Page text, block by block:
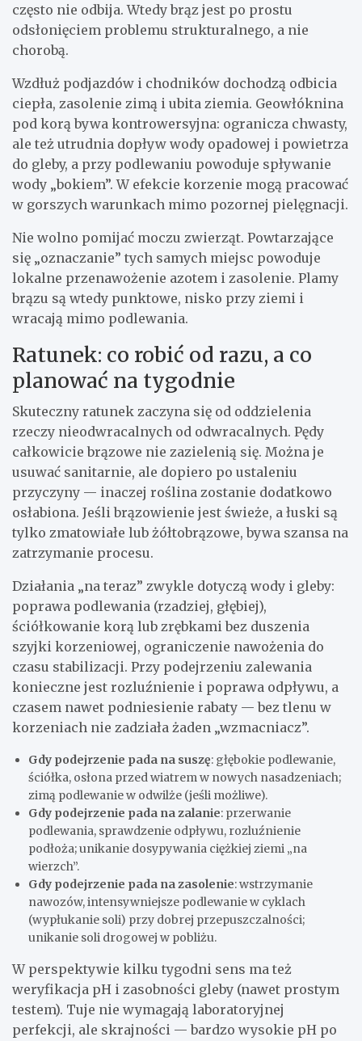
często nie odbija. Wtedy brąz jest po prostu
odsłonięciem problemu strukturalnego, a nie
chorobą.
Wzdłuż podjazdów i chodników dochodzą odbicia
ciepła, zasolenie zimą i ubita ziemia. Geowłóknina
pod korą bywa kontrowersyjna: ogranicza chwasty,
ale też utrudnia dopływ wody opadowej i powietrza
do gleby, a przy podlewaniu powoduje spływanie
wody „bokiem”. W efekcie korzenie mogą pracować
w gorszych warunkach mimo pozornej pielęgnacji.
Nie wolno pomijać moczu zwierząt. Powtarzające
się „oznaczanie” tych samych miejsc powoduje
lokalne przenawożenie azotem i zasolenie. Plamy
brązu są wtedy punktowe, nisko przy ziemi i
wracają mimo podlewania.
Ratunek: co robić od razu, a co
planować na tygodnie
Skuteczny ratunek zaczyna się od oddzielenia
rzeczy nieodwracalnych od odwracalnych. Pędy
całkowicie brązowe nie zazielenią się. Można je
usuwać sanitarnie, ale dopiero po ustaleniu
przyczyny — inaczej roślina zostanie dodatkowo
osłabiona. Jeśli brązowienie jest świeże, a łuski są
tylko zmatowiałe lub żółtobrązowe, bywa szansa na
zatrzymanie procesu.
Działania „na teraz” zwykle dotyczą wody i gleby:
poprawa podlewania (rzadziej, głębiej),
ściółkowanie korą lub zrębkami bez duszenia
szyjki korzeniowej, ograniczenie nawożenia do
czasu stabilizacji. Przy podejrzeniu zalewania
konieczne jest rozluźnienie i poprawa odpływu, a
czasem nawet podniesienie rabaty — bez tlenu w
korzeniach nie zadziała żaden „wzmacniacz”.
Gdy podejrzenie pada na suszę: głębokie podlewanie,
ściółka, osłona przed wiatrem w nowych nasadzeniach;
zimą podlewanie w odwilże (jeśli możliwe).
Gdy podejrzenie pada na zalanie: przerwanie
podlewania, sprawdzenie odpływu, rozluźnienie
podłoża; unikanie dosypywania ciężkiej ziemi „na
wierzch”.
Gdy podejrzenie pada na zasolenie: wstrzymanie
nawozów, intensywniejsze podlewanie w cyklach
(wypłukanie soli) przy dobrej przepuszczalności;
unikanie soli drogowej w pobliżu.
W perspektywie kilku tygodni sens ma też
weryfikacja pH i zasobności gleby (nawet prostym
testem). Tuje nie wymagają laboratoryjnej
perfekcji, ale skrajności — bardzo wysokie pH po